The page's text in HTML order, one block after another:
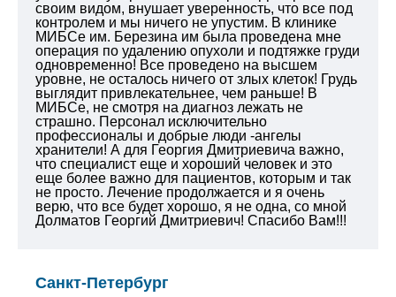
своим видом, внушает уверенность, что все под
контролем и мы ничего не упустим. В клинике
МИБСе им. Березина им была проведена мне
операция по удалению опухоли и подтяжке груди
одновременно! Все проведено на высшем
уровне, не осталось ничего от злых клеток! Грудь
выглядит привлекательнее, чем раньше! В
МИБСе, не смотря на диагноз лежать не
страшно. Персонал исключительно
профессионалы и добрые люди -ангелы
хранители! А для Георгия Дмитриевича важно,
что специалист еще и хороший человек и это
еще более важно для пациентов, которым и так
не просто. Лечение продолжается и я очень
верю, что все будет хорошо, я не одна, со мной
Долматов Георгий Дмитриевич! Спасибо Вам!!!
Санкт-Петербург